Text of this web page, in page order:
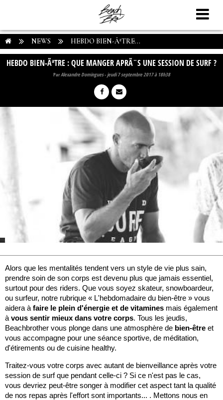
NEWS HEBDO BIEN-ÃªTRE...
HEBDO BIEN-ÃªTRE : QUE MANGER APRÃ¨S UNE SESSION DE SURF ?
ParAlexandre Domingues-jeudi 7 septembre 2017 à 18h38
Alors que les mentalités tendent vers un style de vie plus sain,
prendre soin de son corps est devenu plus que jamais essentiel,
surtout pour des riders. Que vous soyez skateur, snowboardeur,
ou surfeur, notre rubrique « L'hebdomadaire du bien-être » vous
aidera à faire le plein d'énergie et de vitamines mais également
à vous sentir mieux dans votre corps. Tous les jeudis,
Beachbrother vous plonge dans une atmosphère de bien-être et
vous accompagne pour une séance sportive, de méditation,
d'étirements ou de cuisine healthy.
Traitez-vous votre corps avec autant de bienveillance après votre
session de surf que pendant celle-ci ? Si ce n'est pas le cas,
vous devriez peut-être songer à modifier cet aspect tant la qualité
de nos repas après l'effort sont importants... . Mettons nous en